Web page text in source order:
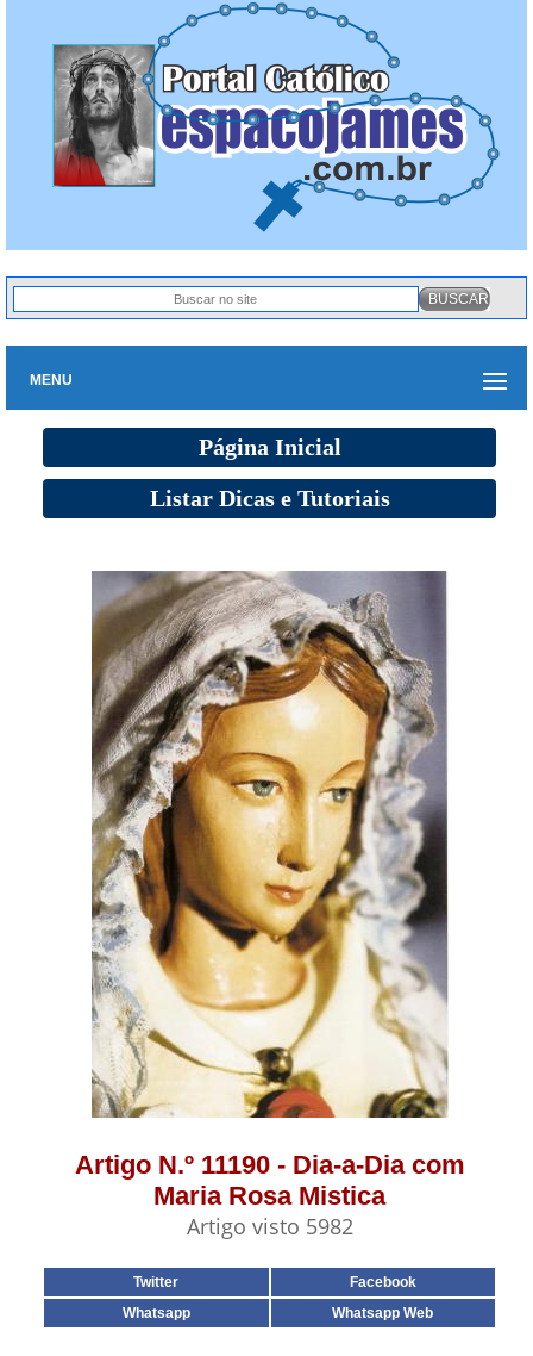
MENU
Página Inicial
Listar Dicas e Tutoriais
Artigo N.º 11190 - Dia-a-Dia com
Maria Rosa Mistica
Artigo visto 5982
Twitter
Facebook
Whatsapp
Whatsapp Web